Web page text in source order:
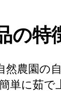
の特
然農園の
単に茹で